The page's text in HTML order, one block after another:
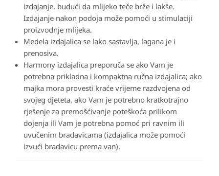
izdajanje, budući da mlijeko teče brže i lakše.
Izdajanje nakon podoja može pomoći u stimulaciji
proizvodnje mlijeka.
Medela izdajalica se lako sastavlja, lagana je i
prenosiva.
Harmony izdajalica preporuča se ako Vam je
potrebna prikladna i kompaktna ručna izdajalica; ako
majka mora provesti kraće vrijeme razdvojena od
svojeg djeteta, ako Vam je potrebno kratkotrajno
rješenje za premošćivanje poteškoća prilikom
dojenja ili Vam je potrebna pomoć pri ravnim ili
uvučenim bradavicama (izdajalica može pomoći
izvući bradavicu prema van).